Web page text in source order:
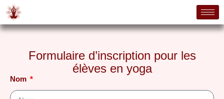
Formulaire d’inscription pour les
élèves en yoga
Nom